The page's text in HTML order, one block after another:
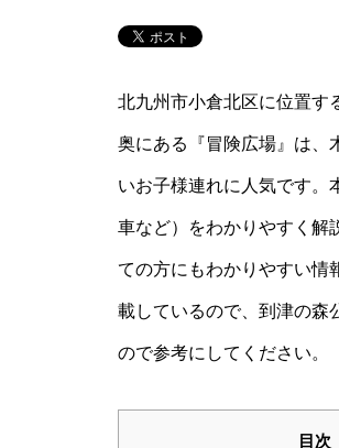
北九州市小倉北区に位置す
奥にある『冒険広場』は、
いお子様連れに人気です。
車など）をわかりやすく解
ての方にもわかりやすい情
載しているので、到津の森
ので参考にしてください。
目次